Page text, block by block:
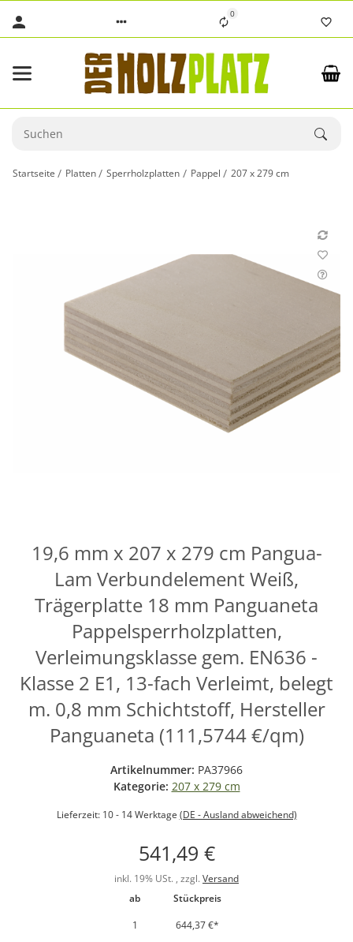
0
Startseite Platten Sperrholzplatten Pappel 207 x 279 cm
19,6 mm x 207 x 279 cm Pangua-
Lam Verbundelement Weiß,
Trägerplatte 18 mm Panguaneta
Pappelsperrholzplatten,
Verleimungsklasse gem. EN636 -
Klasse 2 E1, 13-fach Verleimt, belegt
m. 0,8 mm Schichtstoff, Hersteller
Panguaneta (111,5744 €/qm)
Artikelnummer: PA37966
Kategorie: 207 x 279 cm
Lieferzeit: 10 - 14 Werktage (DE - Ausland abweichend)
541,49 €
inkl. 19% USt. , zzgl. Versand
ab
Stückpreis
1
644,37 €*